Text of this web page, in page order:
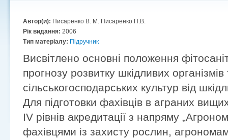
Автор(и): Писаренко В. М. Писаренко П.В.
Рік видання: 2006
Тип матеріалу: Підручник
Висвітлено основні положення
прогнозу розвитку шкідливих
сільськогосподарських культур від
Для підготовки фахівців в аграних
ІV рівнів акредитації з напряму
фахівцями із захисту рослин,